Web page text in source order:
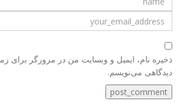
ذخیره نام، ایمیل و وبسایت من در مرورگر برای
دیدگاهی می‌نویسم.